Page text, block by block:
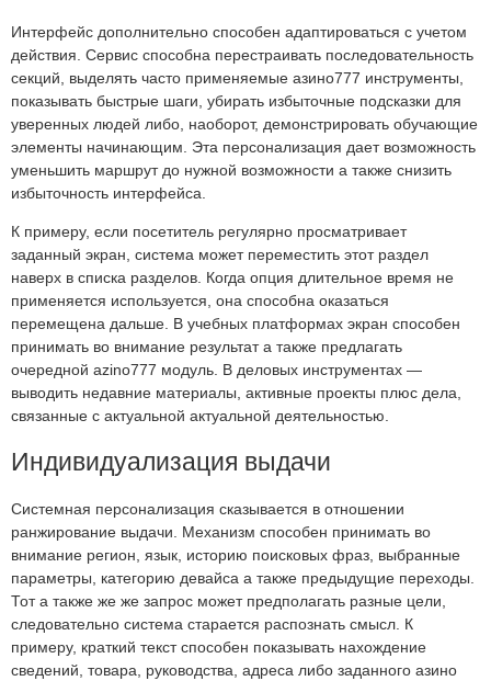
Интерфейс дополнительно способен адаптироваться с учетом
действия. Сервис способна перестраивать последовательность
секций, выделять часто применяемые азино777 инструменты,
показывать быстрые шаги, убирать избыточные подсказки для
уверенных людей либо, наоборот, демонстрировать обучающие
элементы начинающим. Эта персонализация дает возможность
уменьшить маршрут до нужной возможности а также снизить
избыточность интерфейса.
К примеру, если посетитель регулярно просматривает
заданный экран, система может переместить этот раздел
наверх в списка разделов. Когда опция длительное время не
применяется используется, она способна оказаться
перемещена дальше. В учебных платформах экран способен
принимать во внимание результат а также предлагать
очередной azino777 модуль. В деловых инструментах —
выводить недавние материалы, активные проекты плюс дела,
связанные с актуальной актуальной деятельностью.
Индивидуализация выдачи
Системная персонализация сказывается в отношении
ранжирование выдачи. Механизм способен принимать во
внимание регион, язык, историю поисковых фраз, выбранные
параметры, категорию девайса а также предыдущие переходы.
Тот а также же же запрос может предполагать разные цели,
следовательно система старается распознать смысл. К
примеру, краткий текст способен показывать нахождение
сведений, товара, руководства, адреса либо заданного азино